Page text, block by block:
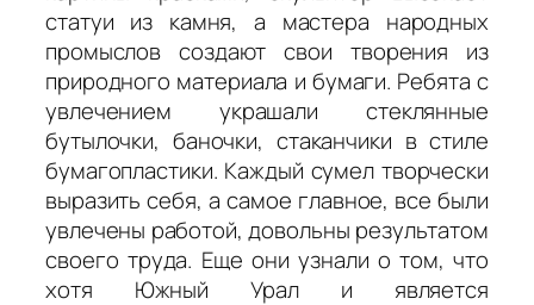
статуи из камня, а мастера народных
промыслов создают свои творения из
природного материала и бумаги. Ребята с
увлечением украшали стеклянные
бутылочки, баночки, стаканчики в стиле
бумагопластики. Каждый сумел творчески
выразить себя, а самое главное, все были
увлечены работой, довольны результатом
своего труда. Еще они узнали о том, что
хотя Южный Урал и является